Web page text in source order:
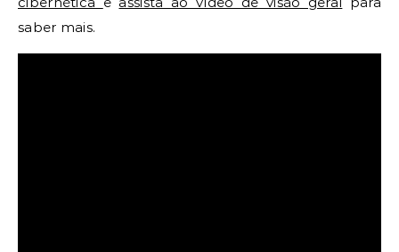
saber mais.